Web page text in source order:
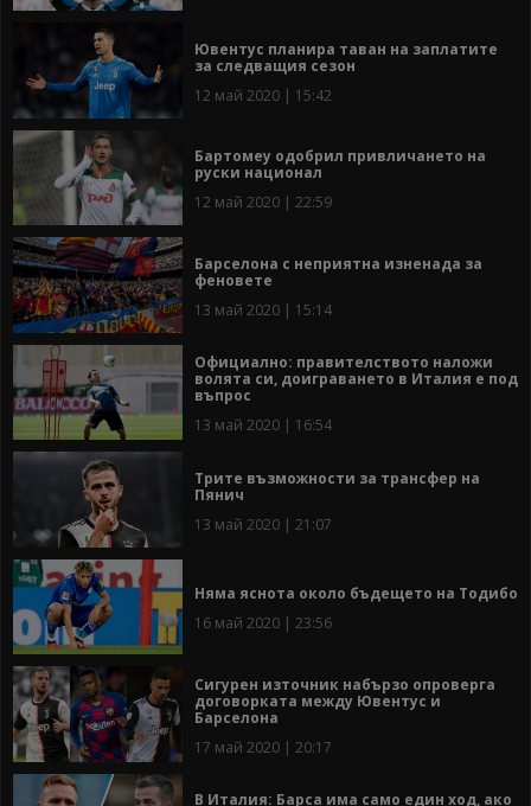
Ювентус планира таван на заплатите
за следващия сезон
12 май 2020 | 15:42
Бартомеу одобрил привличането на
руски национал
12 май 2020 | 22:59
Барселона с неприятна изненада за
феновете
13 май 2020 | 15:14
Официално: правителството наложи
волята си, доиграването в Италия е под
въпрос
13 май 2020 | 16:54
Трите възможности за трансфер на
Пянич
13 май 2020 | 21:07
Няма яснота около бъдещето на Тодибо
16 май 2020 | 23:56
Сигурен източник набързо опроверга
договорката между Ювентус и
Барселона
17 май 2020 | 20:17
В Италия: Барса има само един ход, ако